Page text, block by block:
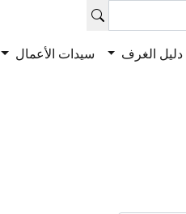
دليل الغرف سيدات الأعمال